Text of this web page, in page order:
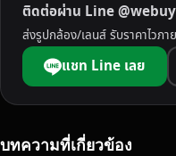
อ
ง
น่
า
น
รี
ติดต่อผ่าน Line @webuy
ส่งรูปกล้อง/เลนส์ รับราคาไวภ
แชท Line เลย
บทความที่เกี่ยวข้อง